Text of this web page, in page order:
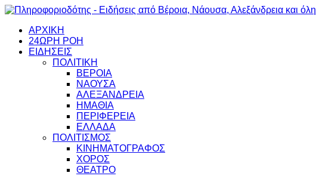
ΑΡΧΙΚΗ
24ΩΡΗ ΡΟΗ
ΕΙΔΗΣΕΙΣ
ΠΟΛΙΤΙΚΗ
ΒΕΡΟΙΑ
ΝΑΟΥΣΑ
ΑΛΕΞΑΝΔΡΕΙΑ
ΗΜΑΘΙΑ
ΠΕΡΙΦΕΡΕΙΑ
ΕΛΛΑΔΑ
ΠΟΛΙΤΙΣΜΟΣ
ΚΙΝΗΜΑΤΟΓΡΑΦΟΣ
ΧΟΡΟΣ
ΘΕΑΤΡΟ